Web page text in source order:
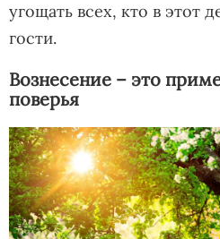
угощать всех, кто в этот
гости.
Вознесение – это
поверья